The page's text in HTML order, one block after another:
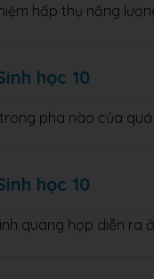
hấp thụ năng
học 10
pha nào của
học 10
quang hợp diễn